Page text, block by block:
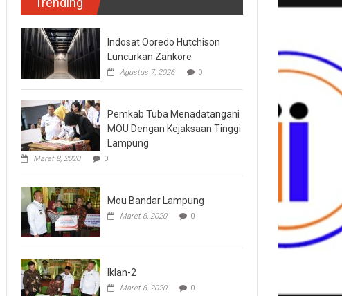
Indosat Ooredo Hutchison
Luncurkan Zankore
Agustus 7, 2026 0
Pemkab Tuba Menadatangani
MOU Dengan Kejaksaan Tinggi
Lampung
Maret 8, 2020 0
Mou Bandar Lampung
Maret 8, 2020 0
Iklan-2
Maret 8, 2020 0